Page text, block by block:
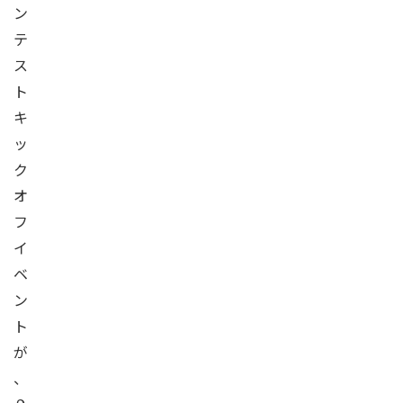
ン
テ
ス
ト
キ
ッ
ク
オ
フ
イ
ベ
ン
ト
が
、